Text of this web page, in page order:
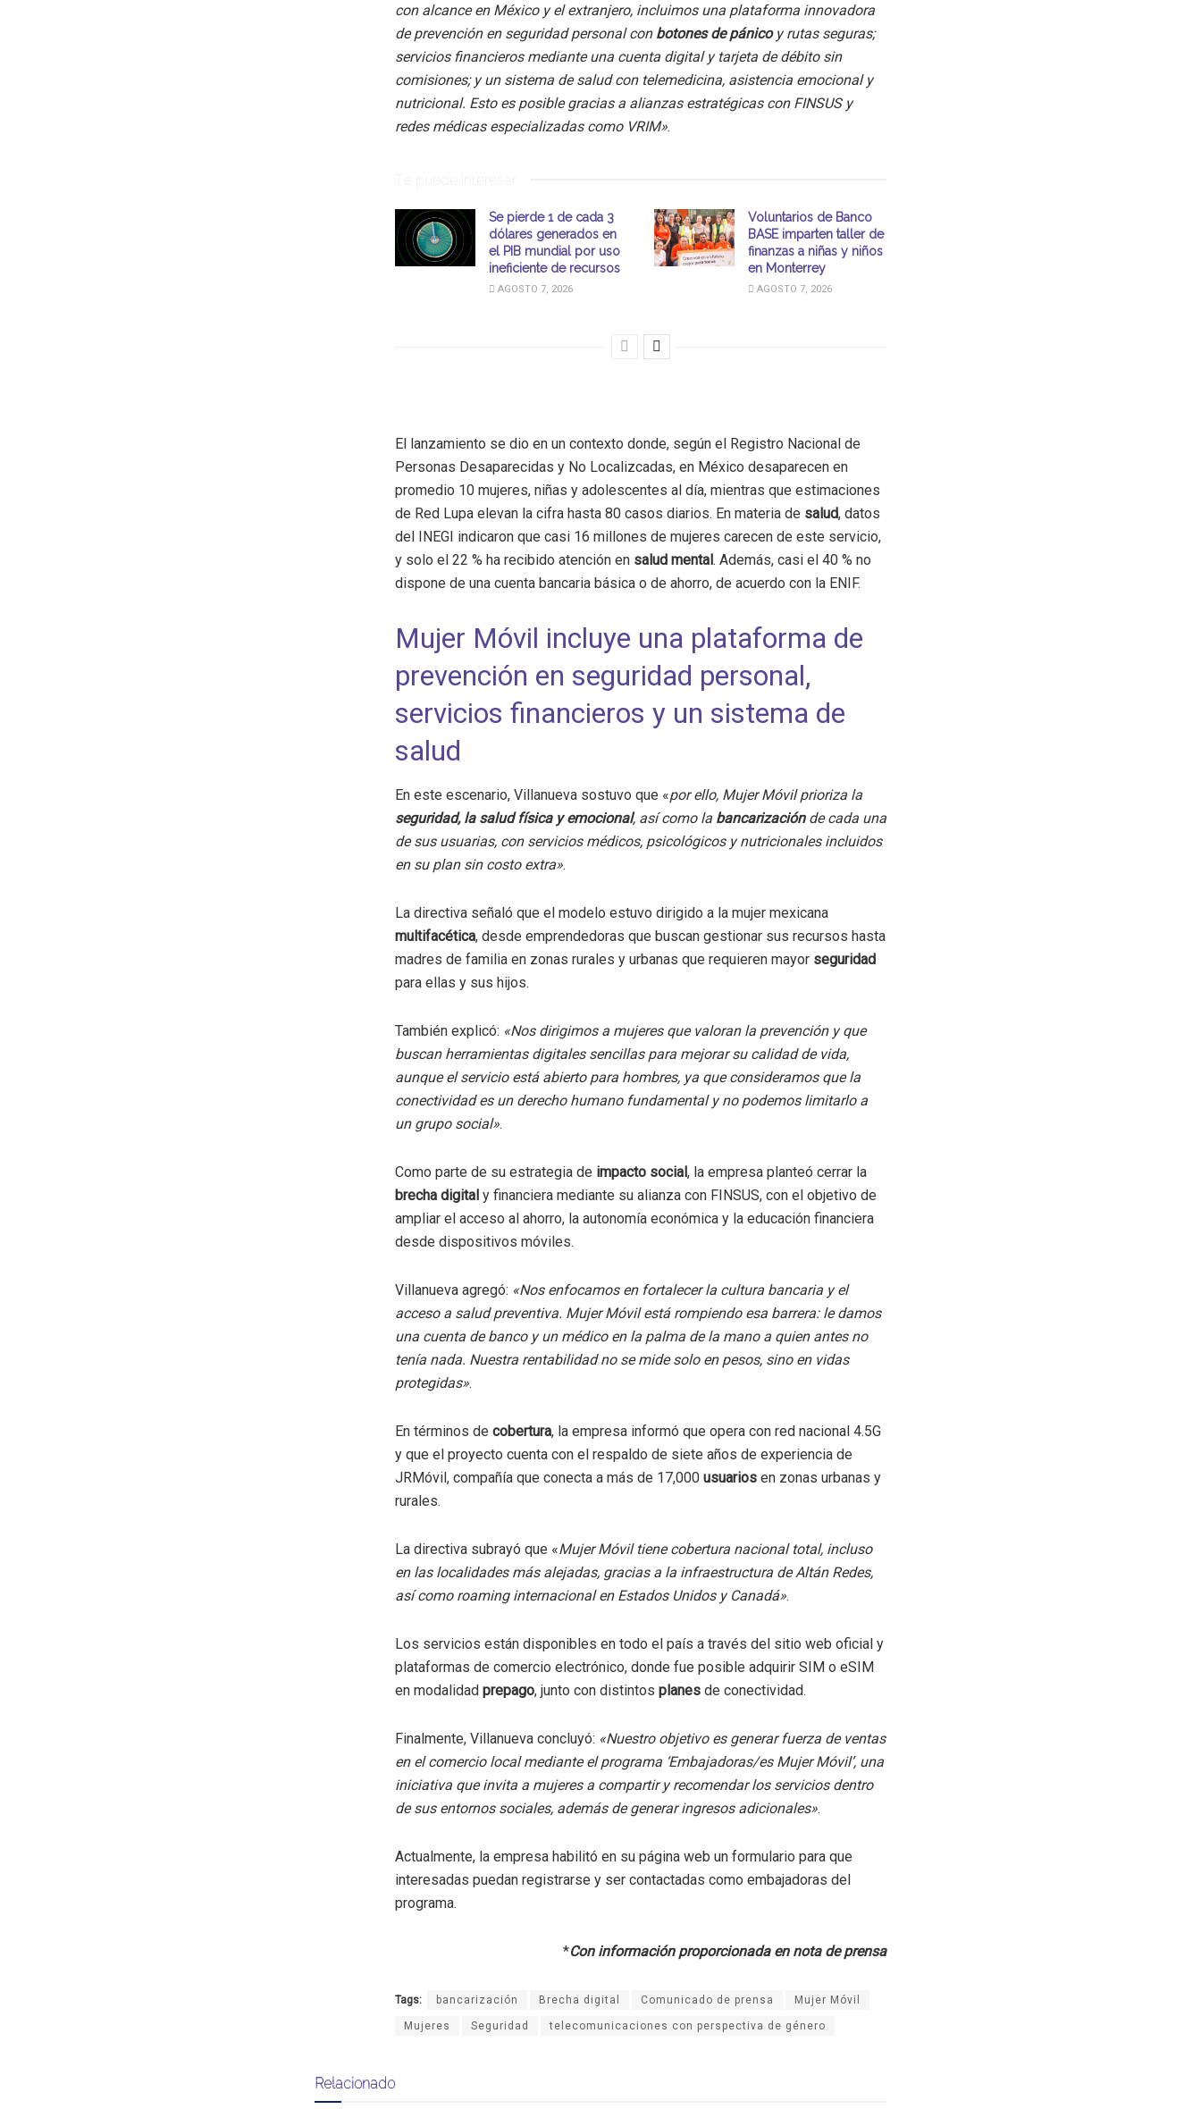
con alcance en México y el extranjero, incluimos una plataforma innovadora
de prevención en seguridad personal con botones de pánicoy rutas seguras;
servicios financieros mediante una cuenta digital y tarjeta de débito sin
comisiones; y un sistema de salud con telemedicina, asistencia emocional y
nutricional. Esto es posible gracias a alianzas estratégicas con FINSUS y
redes médicas especializadas como VRIM».
Te puede interesar
Se pierde 1 de cada 3
dólares generados en
el PIB mundial por uso
ineficiente de recursos
AGOSTO 7, 2026
Voluntarios de Banco
BASE imparten taller de
finanzas a niñas y niños
en Monterrey
AGOSTO 7, 2026
El lanzamiento se dio en un contexto donde, según el Registro Nacional de
Personas Desaparecidas y No Localizcadas, en México desaparecen en
promedio 10 mujeres, niñas y adolescentes al día, mientras que estimaciones
de Red Lupa elevan la cifra hasta 80 casos diarios. En materia de salud, datos
del INEGI indicaron que casi 16 millones de mujeres carecen de este servicio,
y solo el 22 % ha recibido atención en salud mental. Además, casi el 40 % no
dispone de una cuenta bancaria básica o de ahorro, de acuerdo con la ENIF.
Mujer Móvil incluye una plataforma de
prevención en seguridad personal,
servicios financieros y un sistema de
salud
En este escenario, Villanueva sostuvo que «por ello, Mujer Móvil prioriza la
seguridad, la salud física y emocional, así como la bancarización de cada una
de sus usuarias, con servicios médicos, psicológicos y nutricionales incluidos
en su plan sin costo extra».
La directiva señaló que el modelo estuvo dirigido a la mujer mexicana
multifacética, desde emprendedoras que buscan gestionar sus recursos hasta
madres de familia en zonas rurales y urbanas que requieren mayor seguridad
para ellas y sus hijos.
También explicó: «Nos dirigimos a mujeres que valoran la prevención y que
buscan herramientas digitales sencillas para mejorar su calidad de vida,
aunque el servicio está abierto para hombres, ya que consideramos que la
conectividad es un derecho humano fundamental y no podemos limitarlo a
un grupo social».
Como parte de su estrategia de impacto social , la empresa planteó cerrar la
brecha digital y financiera mediante su alianza con FINSUS, con el objetivo de
ampliar el acceso al ahorro, la autonomía económica y la educación financiera
desde dispositivos móviles.
Villanueva agregó: «Nos enfocamos en fortalecer la cultura bancaria y el
acceso a salud preventiva. Mujer Móvil está rompiendo esa barrera: le damos
una cuenta de banco y un médico en la palma de la mano a quien antes no
tenía nada. Nuestra rentabilidad no se mide solo en pesos, sino en vidas
protegidas».
En términos de cobertura, la empresa informó que opera con red nacional 4.5G
y que el proyecto cuenta con el respaldo de siete años de experiencia de
JRMóvil, compañía que conecta a más de 17,000 usuarios en zonas urbanas y
rurales.
La directiva subrayó que «Mujer Móvil tiene cobertura nacional total, incluso
en las localidades más alejadas, gracias a la infraestructura de Altán Redes,
así como roaming internacional en Estados Unidos y Canadá».
Los servicios están disponibles en todo el país a través del sitio web oficial y
plataformas de comercio electrónico, donde fue posible adquirir SIM o eSIM
en modalidad prepago, junto con distintos planes de conectividad.
Finalmente, Villanueva concluyó: «Nuestro objetivo es generar fuerza de ventas
en el comercio local mediante el programa ‘Embajadoras/es Mujer Móvil’, una
iniciativa que invita a mujeres a compartir y recomendar los servicios dentro
de sus entornos sociales, además de generar ingresos adicionales».
Actualmente, la empresa habilitó en su página web un formulario para que
interesadas puedan registrarse y ser contactadas como embajadoras del
programa.
*Con información proporcionada en nota de prensa
Tags: bancarización Brecha digital Comunicado de prensa Mujer Móvil
Mujeres Seguridad telecomunicaciones con perspectiva de género
Relacionado